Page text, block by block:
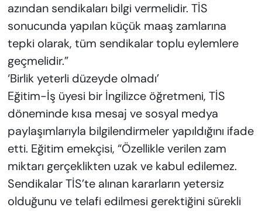
azından sendikaları bilgi vermelidir. TİS
sonucunda yapılan küçük maaş zamlarına
tepki olarak, tüm sendikalar toplu eylemlere
geçmelidir.”
‘Birlik yeterli düzeyde olmadı’
Eğitim-İş üyesi bir İngilizce öğretmeni, TİS
döneminde kısa mesaj ve sosyal medya
paylaşımlarıyla bilgilendirmeler yapıldığını ifade
etti. Eğitim emekçisi, “Özellikle verilen zam
miktarı gerçeklikten uzak ve kabul edilemez.
Sendikalar TİS’te alınan kararların yetersiz
olduğunu ve telafi edilmesi gerektiğini sürekli